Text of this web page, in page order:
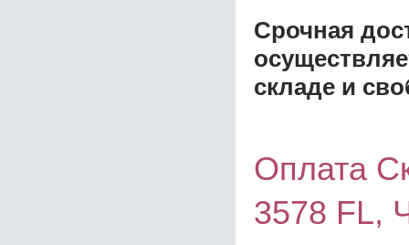
Срочная
складе и
Оплата
3578 FL,